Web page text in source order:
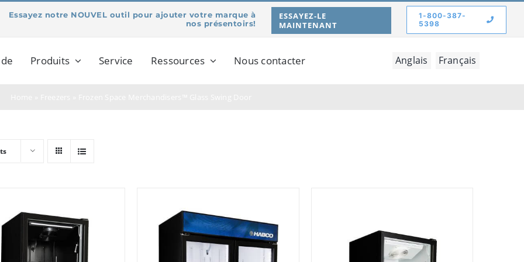
Essayez notre NOUVEL outil pour ajouter votre marque à
nos présentoirs!
ESSAYEZ-LE
MAINTENANT
1-800-387-
5398
Produits Service Ressources Nous contacter Anglais Français